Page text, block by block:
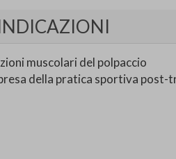
muscolari del polpaccio
della pratica sportiva post-